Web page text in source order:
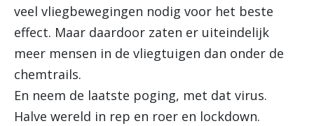
veel vliegbewegingen nodig voor het beste
effect. Maar daardoor zaten er uiteindelijk
meer mensen in de vliegtuigen dan onder de
chemtrails.
En neem de laatste poging, met dat virus.
Halve wereld in rep en roer en lockdown.